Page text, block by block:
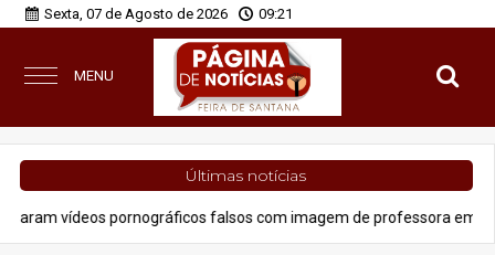
Sexta, 07 de Agosto de 2026 09:21
MENU
Últimas notícias
falsos com imagem de professora em Feira de Santana